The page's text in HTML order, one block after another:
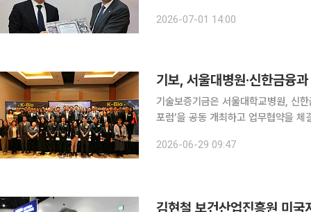
고도화에 나섰다. 대한상의는
2026-07-01 14:00
기보, 서울대병원·신한금융
기술보증기금은 서울대학교병원, 신
포럼’을 공동 개최하고 업무협약을 체결했다고 29일 밝혔다
진행됐고 투자유치와 해외 협력 기회
2026-06-29 09:47